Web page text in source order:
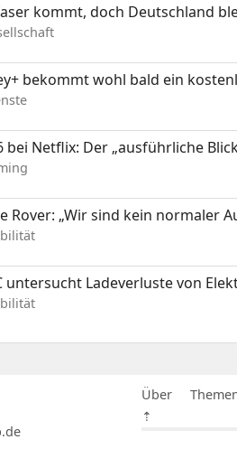
kommt, doch Deutschland
bekommt wohl bald ein
bei Netflix: Der „ausführliche
Rover: „Wir sind kein normaler
untersucht Ladeverluste von
Über
⇡